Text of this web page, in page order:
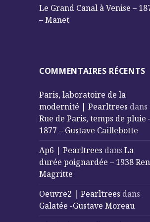
Le Grand Canal à Venise –
– Manet
COMMENTAIRES RÉCENTS
Paris, laboratoire de la
modernité | Pearltrees dans
Rue de Paris, temps de pluie
1877 – Gustave Caillebotte
Ap6 | Pearltrees dansLa
durée poignardée – 1938
Magritte
Oeuvre2 | Pearltrees dans
Galatée -Gustave Moreau